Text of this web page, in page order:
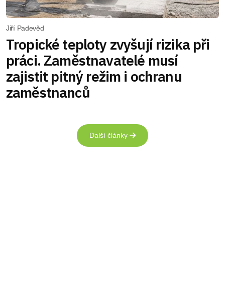
Jiří Padevěd
Tropické teploty zvyšují rizika při
práci. Zaměstnavatelé musí
zajistit pitný režim i ochranu
zaměstnanců
Další články